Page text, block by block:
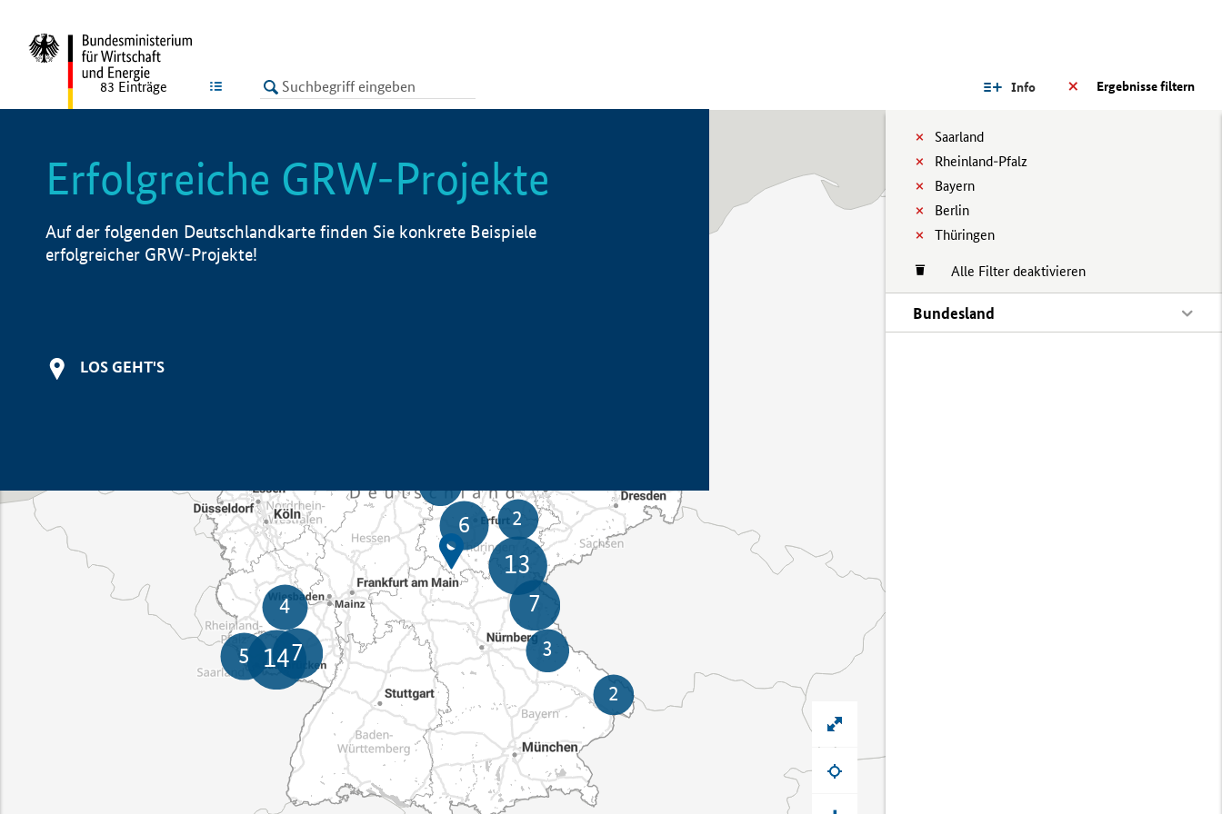
LISTE Ergebnisse filtern
Info
Saarland
Rheinland-Pfalz
Bayern
Berlin
Thüringen
Alle Filter deaktivieren
Bundesland
83 Einträge
Erfolgreiche GRW-Projekte
Auf der folgenden Deutschlandkarte finden Sie konkrete Beispiele
erfolgreicher GRW-Projekte!
LOS GEHT'S